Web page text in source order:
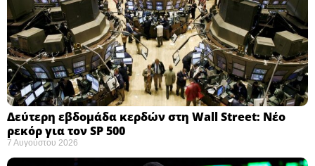
Δεύτερη εβδομάδα κερδών στη Wall Street: Νέο
ρεκόρ για τον SP 500
7 Αυγούστου 2026